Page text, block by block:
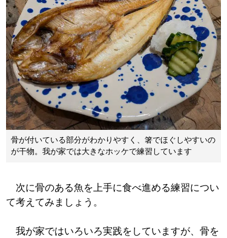
骨が付いている部分がわかりやすく、箸でほぐしやすいの
が干物。我が家では大きなホッケで練習しています
次に骨のある魚を上手に食べ進める練習につい
て考えてみましょう。
我が家ではいろいろ実践をしていますが、骨を